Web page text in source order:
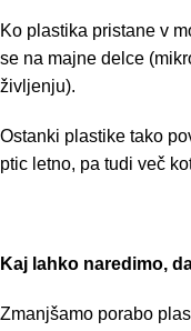
Ko plastika pristane v
se na majne delce
življenju).
Ostanki plastike tako
ptic letno, pa tudi več
Kaj lahko naredimo,
Zmanjšamo porabo